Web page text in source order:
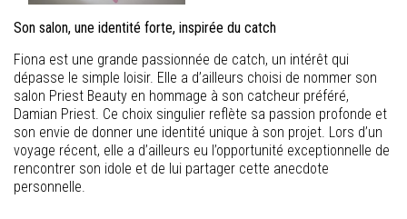
Son salon, une identité forte, inspirée du catch
Fiona est une grande passionnée de catch, un intérêt qui
dépasse le simple loisir. Elle a d’ailleurs choisi de nommer son
salon Priest Beauty en hommage à son catcheur préféré,
Damian Priest. Ce choix singulier reflète sa passion profonde et
son envie de donner une identité unique à son projet. Lors d’un
voyage récent, elle a d’ailleurs eu l’opportunité exceptionnelle de
rencontrer son idole et de lui partager cette anecdote
personnelle.